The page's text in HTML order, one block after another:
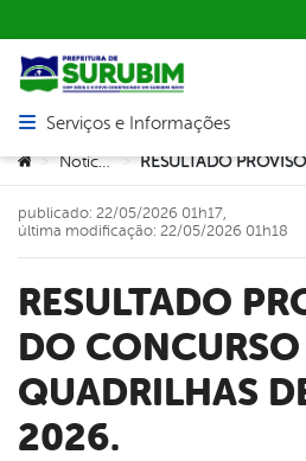
Abrir menu principal de
Serviços e Informações
Você está aqui:
> Notícias >
RESULTADO PROVISÓRIO
DO CONCURSO
QUADRILHAS
2026.
publicado: 22/05/2026 01h17,
última modificação: 22/05/2026 01h18